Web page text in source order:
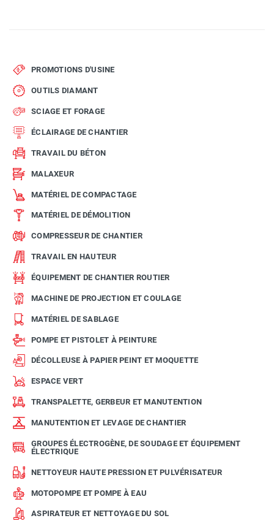
PROMOTIONS D'USINE
OUTILS DIAMANT
SCIAGE ET FORAGE
ÉCLAIRAGE DE CHANTIER
TRAVAIL DU BÉTON
MALAXEUR
MATÉRIEL DE COMPACTAGE
MATÉRIEL DE DÉMOLITION
COMPRESSEUR DE CHANTIER
TRAVAIL EN HAUTEUR
ÉQUIPEMENT DE CHANTIER ROUTIER
MACHINE DE PROJECTION ET COULAGE
MATÉRIEL DE SABLAGE
POMPE ET PISTOLET À PEINTURE
DÉCOLLEUSE À PAPIER PEINT ET MOQUETTE
ESPACE VERT
TRANSPALETTE, GERBEUR ET MANUTENTION
MANUTENTION ET LEVAGE DE CHANTIER
GROUPES ÉLECTROGÈNE, DE SOUDAGE ET ÉQUIPEMENT
ÉLECTRIQUE
NETTOYEUR HAUTE PRESSION ET PULVÉRISATEUR
MOTOPOMPE ET POMPE À EAU
ASPIRATEUR ET NETTOYAGE DU SOL